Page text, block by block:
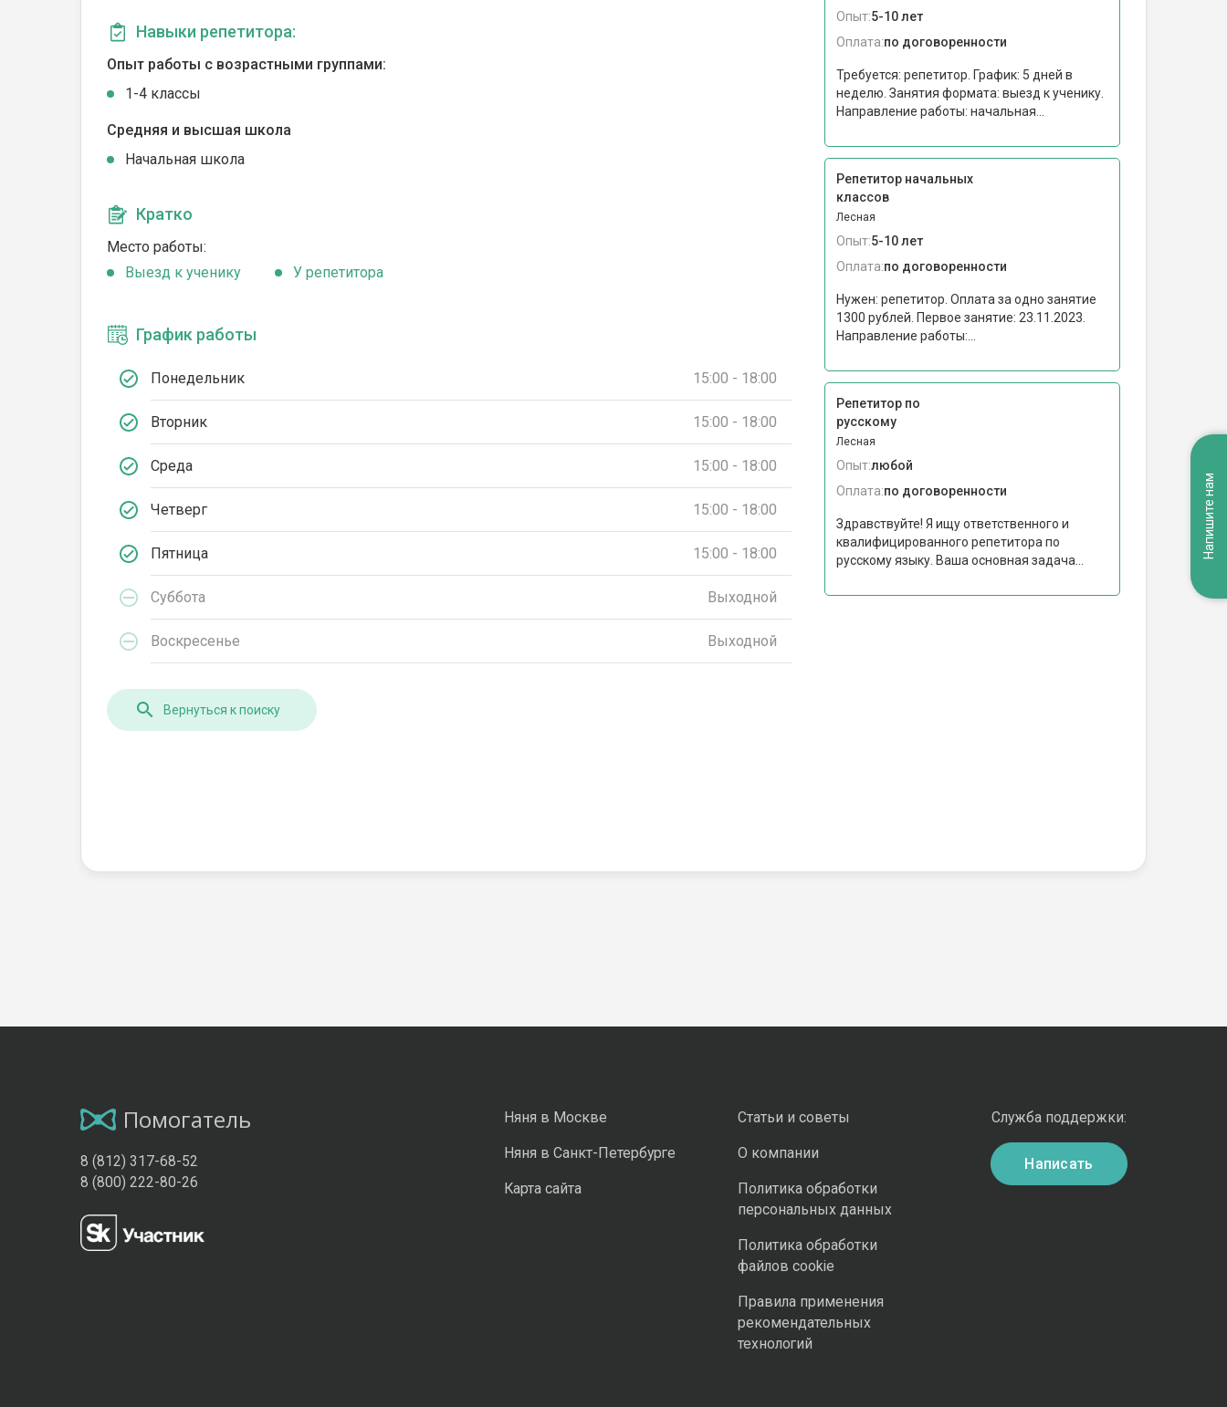
Навыки репетитора:
Опыт работы с возрастными группами:
1-4 классы
Средняя и высшая школа
Начальная школа
Кратко
Место работы:
Выезд к ученику
У репетитора
График работы
Понедельник 15:00 - 18:00
Вторник 15:00 - 18:00
Среда 15:00 - 18:00
Четверг 15:00 - 18:00
Пятница 15:00 - 18:00
Суббота Выходной
Воскресенье Выходной
Опыт:5-10 лет
Оплата:по договоренности
Требуется: репетитор. График: 5 дней в
неделю. Занятия формата: выезд к ученику.
Направление работы: начальная...
Репетитор начальных
классов
Лесная
Опыт:5-10 лет
Оплата:по договоренности
Нужен: репетитор. Оплата за одно занятие
1300 рублей. Первое занятие: 23.11.2023.
Направление работы:...
Репетитор по
русскому
Лесная
Опыт:любой
Оплата:по договоренности
Здравствуйте! Я ищу ответственного и
квалифицированного репетитора по
русскому языку. Ваша основная задача...
Вернуться к поиску
Помогатель
8 (812) 317-68-52
8 (800) 222-80-26
Няня в Москве
Няня в Санкт-Петербурге
Карта сайта
Статьи и советы
О компании
Политика обработки
персональных данных
Политика обработки
файлов cookie
Правила применения
рекомендательных
технологий
Служба поддержки:
Написать
Напишите нам